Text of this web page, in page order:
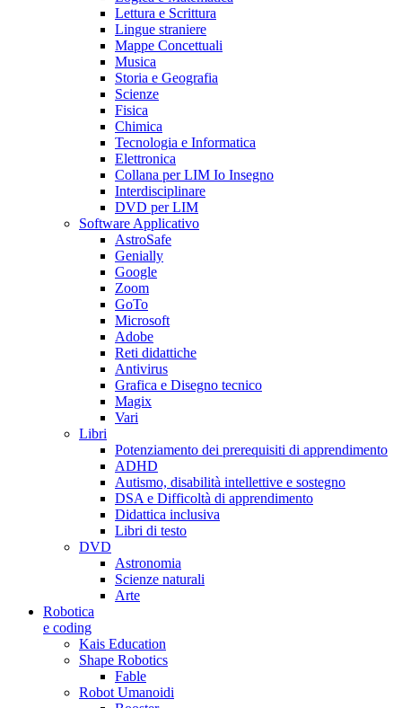
Lettura e Scrittura
Lingue straniere
Mappe Concettuali
Musica
Storia e Geografia
Scienze
Fisica
Chimica
Tecnologia e Informatica
Elettronica
Collana per LIM Io Insegno
Interdisciplinare
DVD per LIM
Software Applicativo
AstroSafe
Genially
Google
Zoom
GoTo
Microsoft
Adobe
Reti didattiche
Antivirus
Grafica e Disegno tecnico
Magix
Vari
Libri
Potenziamento dei prerequisiti di apprendimento
ADHD
Autismo, disabilità intellettive e sostegno
DSA e Difficoltà di apprendimento
Didattica inclusiva
Libri di testo
DVD
Astronomia
Scienze naturali
Arte
Robotica
e coding
Kais Education
Shape Robotics
Fable
Robot Umanoidi